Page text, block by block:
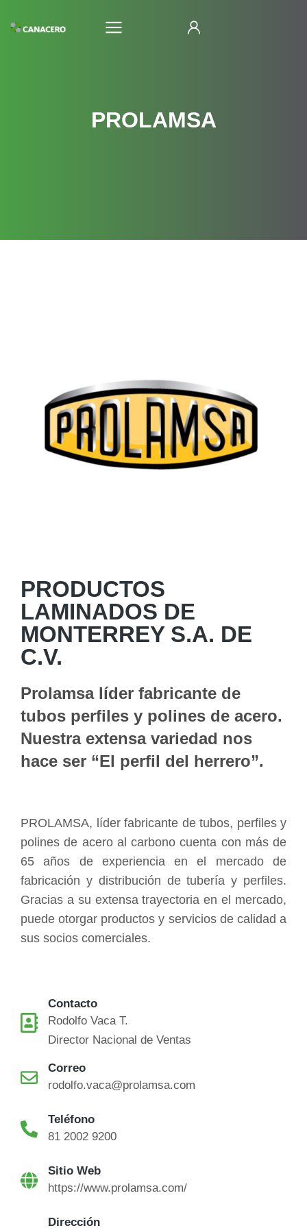
PROLAMSA
PRODUCTOS
LAMINADOS DE
MONTERREY S.A. DE
C.V.
Prolamsa líder fabricante de
tubos perfiles y polines de acero.
Nuestra extensa variedad nos
hace ser “El perfil del herrero”.
PROLAMSA, líder fabricante de tubos, perfiles y
polines de acero al carbono cuenta con más de
65 años de experiencia en el mercado de
fabricación y distribución de tubería y perfiles.
Gracias a su extensa trayectoria en el mercado,
puede otorgar productos y servicios de calidad a
sus socios comerciales.
Contacto
Rodolfo Vaca T.
Director Nacional de Ventas
Correo
rodolfo.vaca@prolamsa.com
Teléfono
81 2002 9200
Sitio Web
https://www.prolamsa.com/
Dirección